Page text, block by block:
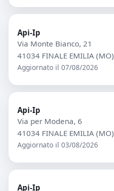
Api-Ip
Via Monte Bianco, 21
41034 FINALE EMILIA (MO)
Aggiornato il 07/08/2026
Api-Ip
Via per Modena, 6
41034 FINALE EMILIA (MO)
Aggiornato il 03/08/2026
Api-Ip